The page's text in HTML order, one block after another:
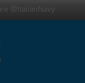
@ItalianNavy